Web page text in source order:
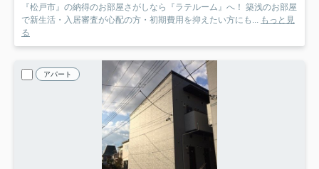
『松戸市』の納得のお部屋さがしなら『ラテルーム』へ！ 築浅のお部屋
で新生活・入居審査が心配の方・初期費用を抑えたい方にも... もっと見
る
アパート